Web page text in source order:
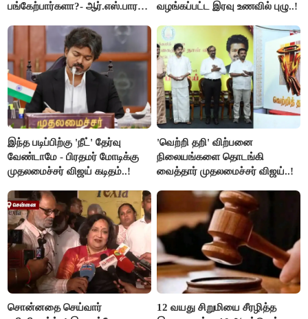
பங்கேற்பார்களா?- ஆர்.எஸ்.பாரதி
வழங்கப்பட்ட இரவு உணவில் புழு..!
இந்த படிப்பிற்கு 'நீட்' தேர்வு
வேண்டாமே - பிரதமர் மோடிக்கு
முதலமைச்சர் விஜய் கடிதம்..!
'வெற்றி தறி' விற்பனை
நிலையங்களை தொடங்கி
வைத்தார் முதலமைச்சர் விஜய்..!
சொன்னதை செய்வார்
12 வயது சிறுமியை சீரழித்த